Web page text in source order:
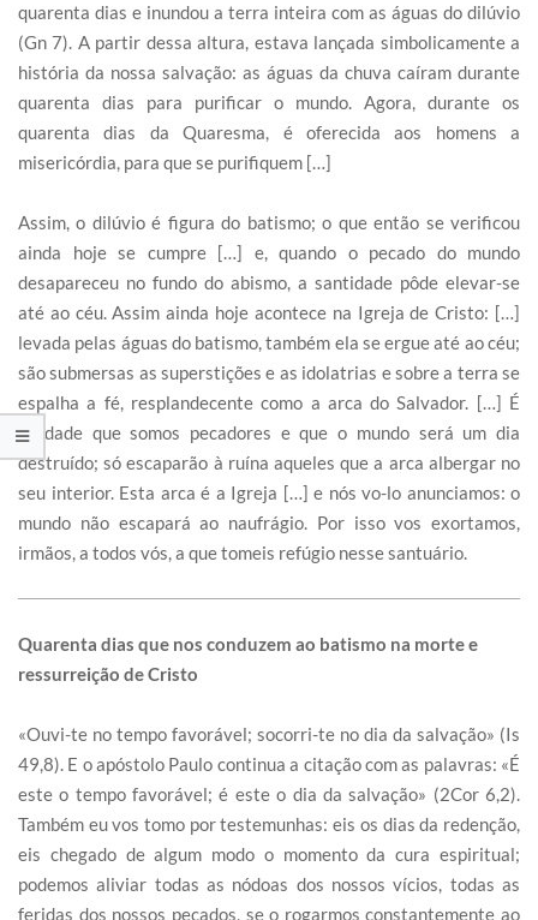
quarenta dias e inundou a terra inteira com as águas do dilúvio
(Gn 7). A partir dessa altura, estava lançada simbolicamente a
história da nossa salvação: as águas da chuva caíram durante
quarenta dias para purificar o mundo. Agora, durante os
quarenta dias da Quaresma, é oferecida aos homens a
misericórdia, para que se purifiquem […]
Assim, o dilúvio é figura do batismo; o que então se verificou
ainda hoje se cumpre […] e, quando o pecado do mundo
desapareceu no fundo do abismo, a santidade pôde elevar-se
até ao céu. Assim ainda hoje acontece na Igreja de Cristo: […]
levada pelas águas do batismo, também ela se ergue até ao céu;
são submersas as superstições e as idolatrias e sobre a terra se
espalha a fé, resplandecente como a arca do Salvador. […] É
verdade que somos pecadores e que o mundo será um dia
destruído; só escaparão à ruína aqueles que a arca albergar no
seu interior. Esta arca é a Igreja […] e nós vo-lo anunciamos: o
mundo não escapará ao naufrágio. Por isso vos exortamos,
irmãos, a todos vós, a que tomeis refúgio nesse santuário.
Quarenta dias que nos conduzem ao batismo na morte e
ressurreição de Cristo
«Ouvi-te no tempo favorável; socorri-te no dia da salvação» (Is
49,8). E o apóstolo Paulo continua a citação com as palavras: «É
este o tempo favorável; é este o dia da salvação» (2Cor 6,2).
Também eu vos tomo por testemunhas: eis os dias da redenção,
eis chegado de algum modo o momento da cura espiritual;
podemos aliviar todas as nódoas dos nossos vícios, todas as
feridas dos nossos pecados, se o rogarmos constantemente ao